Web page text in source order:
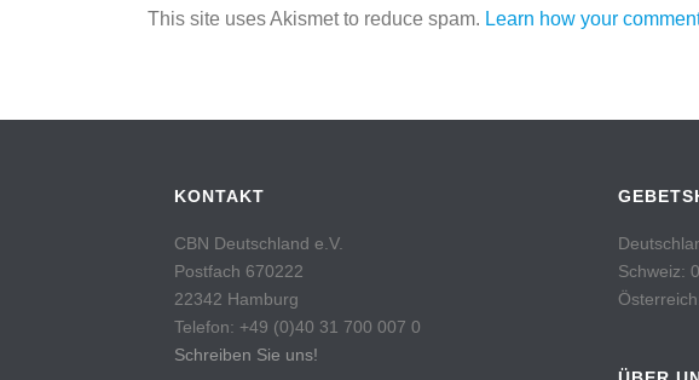
This site uses Akismet to reduce spam. Learn how your
KONTAKT
CBN Deutschland e.V.
Postfach 670222
22342 Hamburg
Telefon: +49 (0)40 31 700 007 0
Schreiben Sie uns!
Schweiz: